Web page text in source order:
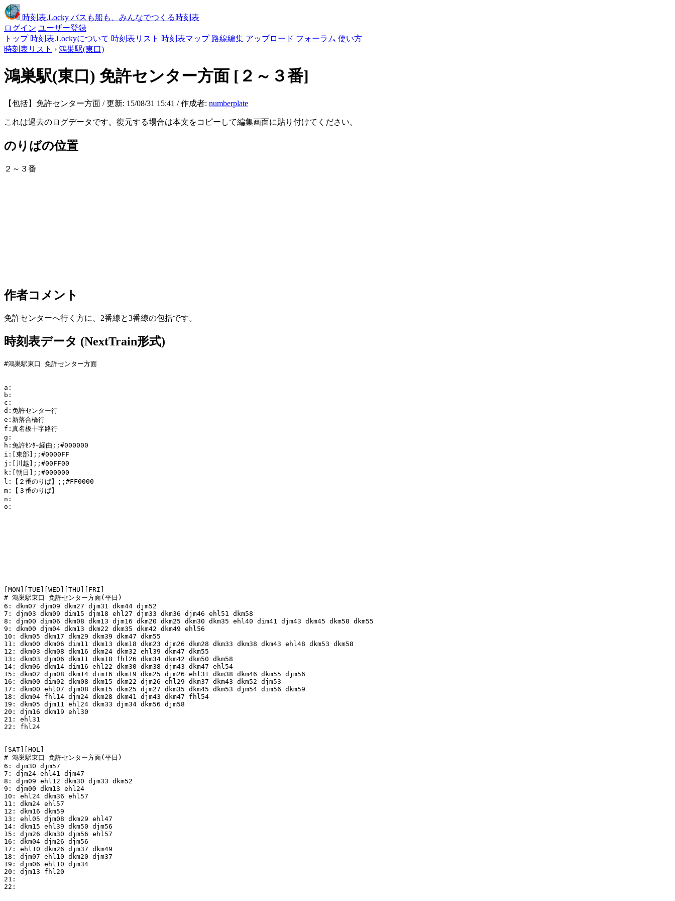
時刻表.Locky バスも船も、みんなでつくる時刻表
ログイン ユーザー登録
トップ 時刻表.Lockyについて 時刻表リスト 時刻表マップ 路線編集 アップロード フォーラム 使い方
時刻表リスト › 鴻巣駅(東口)
鴻巣駅(東口) 免許センター方面 [２～３番]
【包括】免許センター方面 / 更新: 15/08/31 15:41 / 作成者: numberplate
これは過去のログデータです。復元する場合は本文をコピーして編集画面に貼り付けてください。
のりばの位置
２～３番
作者コメント
免許センターへ行く方に、2番線と3番線の包括です。
時刻表データ (NextTrain形式)
#鴻巣駅東口 免許センター方面
a:
b:
c:
d:免許センター行
e:新落合橋行
f:真名板十字路行
g:
h:免許ｾﾝﾀｰ経由;;#000000
i:[東部];;#0000FF
j:[川越];;#00FF00
k:[朝日];;#000000
l:【２番のりば】;;#FF0000
m:【３番のりば】
n:
o:
[MON][TUE][WED][THU][FRI]
# 鴻巣駅東口 免許センター方面(平日)
6: dkm07 djm09 dkm27 djm31 dkm44 djm52
7: djm03 dkm09 dim15 djm18 ehl27 djm33 dkm36 djm46 ehl51 dkm58
8: djm00 dim06 dkm08 dkm13 djm16 dkm20 dkm25 dkm30 dkm35 ehl40 dim41 djm43 dkm45 dkm50 dkm55
9: dkm00 djm04 dkm13 dkm22 dkm35 dkm42 dkm49 ehl56
10: dkm05 dkm17 dkm29 dkm39 dkm47 dkm55
11: dkm00 dkm06 dim11 dkm13 dkm18 dkm23 djm26 dkm28 dkm33 dkm38 dkm43 ehl48 dkm53 dkm58
12: dkm03 dkm08 dkm16 dkm24 dkm32 ehl39 dkm47 dkm55
13: dkm03 djm06 dkm11 dkm18 fhl26 dkm34 dkm42 dkm50 dkm58
14: dkm06 dkm14 dim16 ehl22 dkm30 dkm38 djm43 dkm47 ehl54
15: dkm02 djm08 dkm14 dim16 dkm19 dkm25 djm26 ehl31 dkm38 dkm46 dkm55 djm56
16: dkm00 dim02 dkm08 dkm15 dkm22 djm26 ehl29 dkm37 dkm43 dkm52 djm53
17: dkm00 ehl07 djm08 dkm15 dkm25 djm27 dkm35 dkm45 dkm53 djm54 dim56 dkm59
18: dkm04 fhl14 djm24 dkm28 dkm41 djm43 dkm47 fhl54
19: dkm05 djm11 ehl24 dkm33 djm34 dkm56 djm58
20: djm16 dkm19 ehl30
21: ehl31
22: fhl24
[SAT][HOL]
# 鴻巣駅東口 免許センター方面(平日)
6: djm30 djm57
7: djm24 ehl41 djm47
8: djm09 ehl12 dkm30 djm33 dkm52
9: djm00 dkm13 ehl24
10: ehl24 dkm36 ehl57
11: dkm24 ehl57
12: dkm16 dkm59
13: ehl05 djm08 dkm29 ehl47
14: dkm15 ehl39 dkm50 djm56
15: djm26 dkm30 djm56 ehl57
16: dkm04 djm26 djm56
17: ehl10 dkm26 djm37 dkm49
18: djm07 ehl10 dkm20 djm37
19: djm06 ehl10 djm34
20: djm13 fhl20
21:
22: